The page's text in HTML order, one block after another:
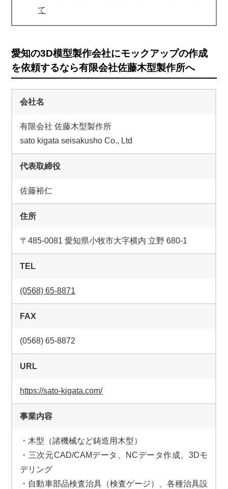
て
愛知の3D模型製作会社にモックアップの作成
を依頼するなら有限会社佐藤木型製作所へ
会社名
有限会社 佐藤木型製作所
sato kigata seisakusho Co., Ltd
代表取締役
佐藤裕仁
住所
〒485-0081 愛知県小牧市大字横内 立野 680-1
TEL
(0568) 65-8871
FAX
(0568) 65-8872
URL
https://sato-kigata.com/
事業内容
・木型（諸機械など鋳造用木型）
・三次元CAD/CAMデータ、NCデータ作成、3Dモ
デリング
・自動車部品検査治具（検査ゲージ）、各種治具設